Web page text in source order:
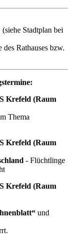
Stadtplan bei
Rathauses bzw.
Krefeld (Raum
Thema
Krefeld (Raum
- Flüchtlinge
Krefeld (Raum
und